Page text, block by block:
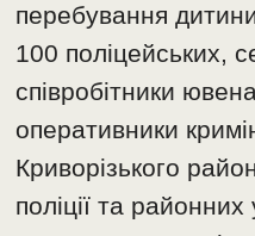
перебування
100 поліцейських,
співробітники
оперативники
Криворізького
поліції та районних